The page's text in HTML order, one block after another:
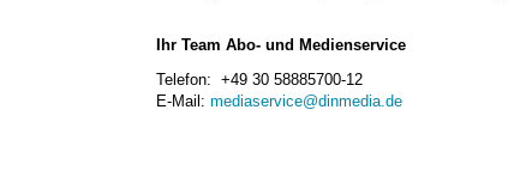
Ihr Team Abo- und Medienservice
Telefon: +49 30 58885700-12
E-Mail: mediaservice@dinmedia.de